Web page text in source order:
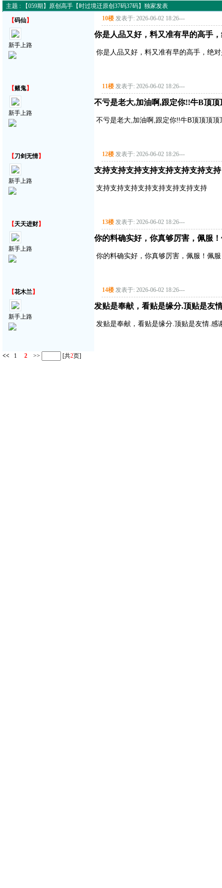
主题 : 【059期】原创高手【时过境迁原创37码37码】独家发表
【码仙】
新手上路
10楼 发表于: 2026-06-02 18:26---
你是人品又好，料又准有早的高手
你是人品又好，料又准有早的高手，绝
【赌鬼】
新手上路
11楼 发表于: 2026-06-02 18:26---
不亏是老大,加油啊,跟定你!!牛B顶顶
不亏是老大,加油啊,跟定你!!牛B顶顶顶顶
【刀剑无情】
新手上路
12楼 发表于: 2026-06-02 18:26---
支持支持支持支持支持支持支持支持
支持支持支持支持支持支持支持支持
【天天进财】
新手上路
13楼 发表于: 2026-06-02 18:26---
你的料确实好，你真够厉害，佩服
你的料确实好，你真够厉害，佩服！佩
【花木兰】
新手上路
14楼 发表于: 2026-06-02 18:26---
发贴是奉献，看贴是缘分.顶贴是友
发贴是奉献，看贴是缘分.顶贴是友情.感
<< 1 2 >> [共2页]